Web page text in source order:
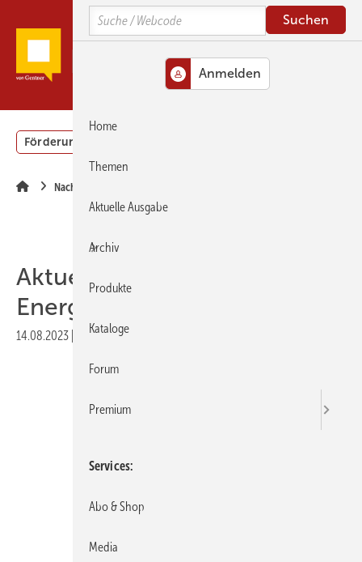
zum
zum
Förderung
Nachrichten
Aktuelle Themen im
Energieberater-Forum
14.08.2023 Druckvorschau
Search
Home
Themen
Aktuelle Ausgabe
Archiv
Produkte
Kataloge
Forum
Premium
Services
Abo & Shop
Media